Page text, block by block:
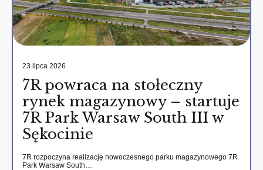
23 lipca 2026
7R powraca na stołeczny
rynek magazynowy – startuje
7R Park Warsaw South III w
Sękocinie
7R rozpoczyna realizację nowoczesnego parku magazynowego 7R
Park Warsaw South…